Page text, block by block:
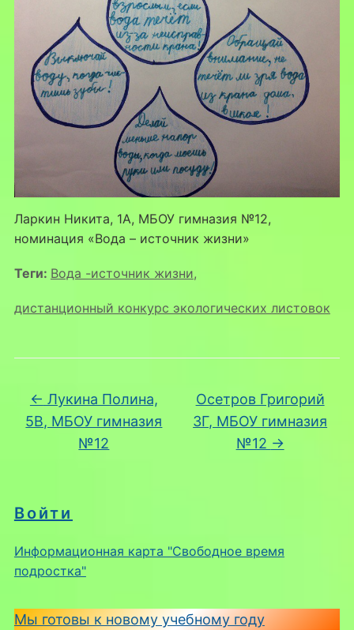
Войти
Информационная карта "Свободное время
подростка"
Мы готовы к новому учебному году
Ларкин Никита, 1А, МБОУ гимназия №12,
номинация «Вода – источник жизни»
Теги: Вода -источник жизни,
дистанционный конкурс экологических листовок
← Лукина Полина,
5В, МБОУ гимназия
№12
Осетров Григорий
3Г, МБОУ гимназия
№12 →